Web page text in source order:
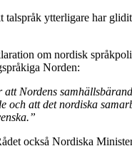
talspråk ytterligare har
om nordisk
Norden:
Nordens
att det nordiska
också Nordiska